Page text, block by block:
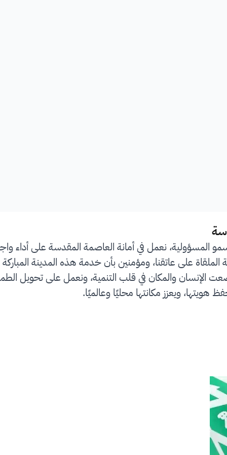
المسؤولية، نعمل في أمانة العاصمة المقدسة على أداء
على عاتقنا، ومؤمنين بأن خدمة هذه المدينة
المملكة 2030 التي وضعت الإنسان والمكان في قلب التنمية، ونعمل
هويتها، ويعزز مكانتها محليًا وعالميًا.